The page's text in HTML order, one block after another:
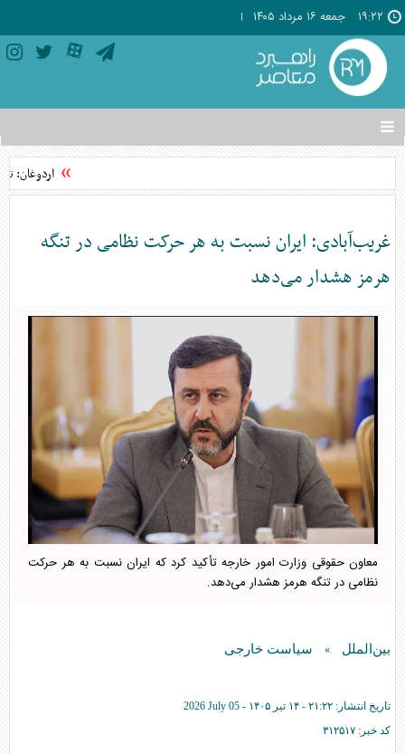
۱۹:۲۲ جمعه ۱۶ مرداد ۱۴۰۵
تغییر
وضعیت
منوی
ها
اردوغان:
غریب‌آبادی: ایران نسبت به هر حرکت نظامی در تنگه
هرمز هشدار می‌دهد
معاون حقوقی وزارت امور خارجه تأکید کرد که ایران نسبت به هر حرکت
نظامی در تنگه هرمز هشدار می‌دهد.
بین‌الملل » سیاست خارجی
تاریخ انتشار: ۲۱:۲۲ - ۱۴ تير ۱۴۰۵ -
2026 July 05
کد خبر: ۳۱۲۵۱۷